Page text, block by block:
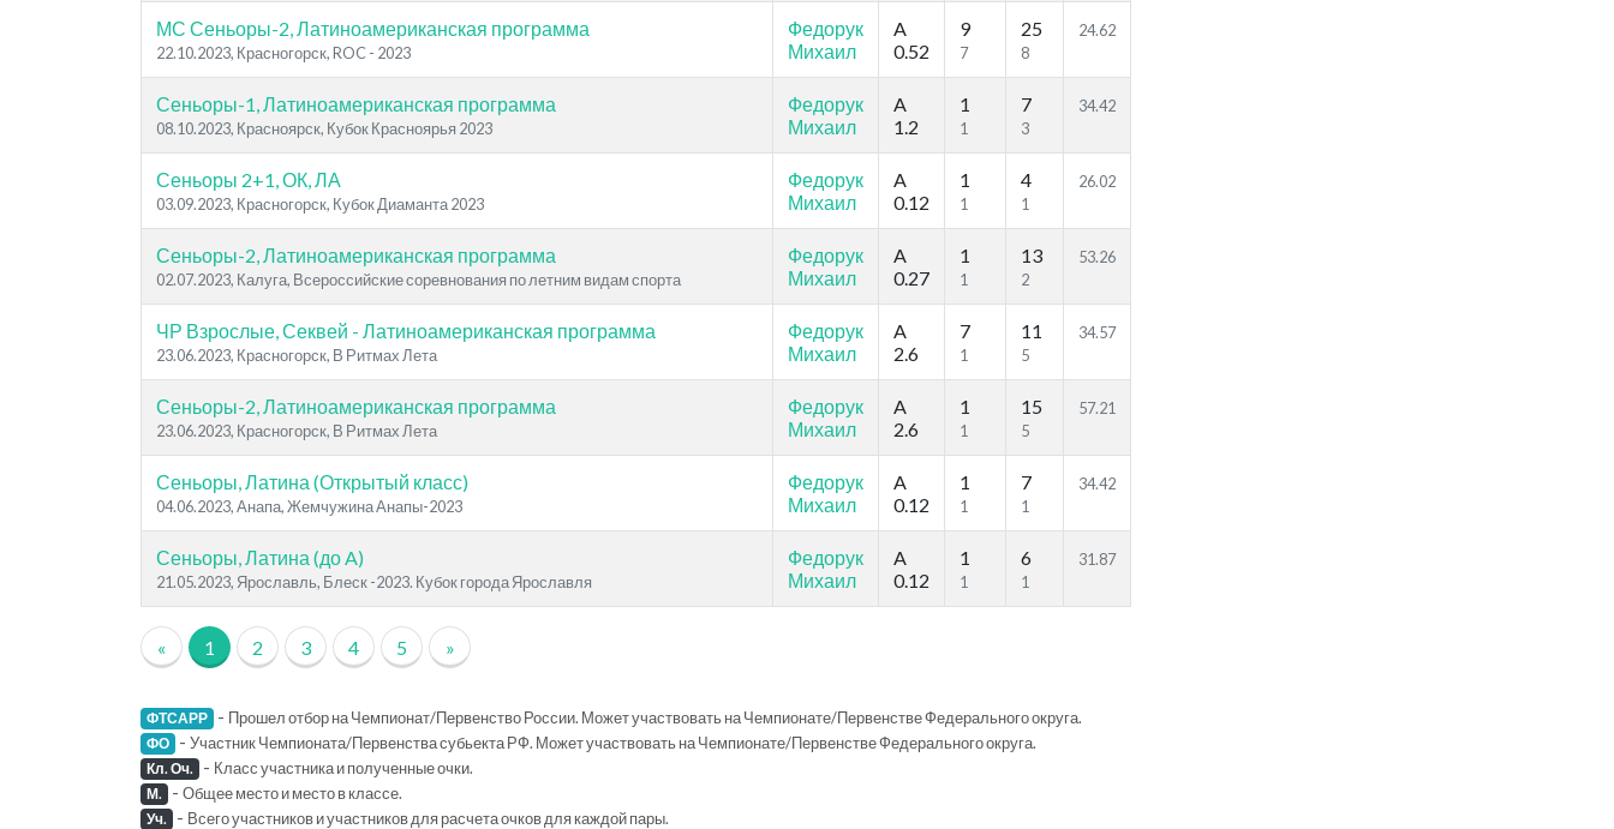
МС Сеньоры-2, Латиноамериканская программа
22.10.2023, Красногорск, ROC - 2023
Федорук
Михаил
A
0.52
9
7
25
8
24.62
Сеньоры-1, Латиноамериканская программа
08.10.2023, Красноярск, Кубок Красноярья 2023
Федорук
Михаил
A
1.2
1
1
7
3
34.42
Сеньоры 2+1, ОК, ЛА
03.09.2023, Красногорск, Кубок Диаманта 2023
Федорук
Михаил
A
0.12
1
1
4
1
26.02
Сеньоры-2, Латиноамериканская программа
02.07.2023, Калуга, Всероссийские соревнования по летним видам спорта
Федорук
Михаил
A
0.27
1
1
13
2
53.26
ЧР Взрослые, Секвей - Латиноамериканская программа
23.06.2023, Красногорск, В Ритмах Лета
Федорук
Михаил
A
2.6
7
1
11
5
34.57
Сеньоры-2, Латиноамериканская программа
23.06.2023, Красногорск, В Ритмах Лета
Федорук
Михаил
A
2.6
1
1
15
5
57.21
Сеньоры, Латина (Открытый класс)
04.06.2023, Анапа, Жемчужина Анапы-2023
Федорук
Михаил
A
0.12
1
1
7
1
34.42
Сеньоры, Латина (до A)
21.05.2023, Ярославль, Блеск -2023. Кубок города Ярославля
Федорук
Михаил
A
0.12
1
1
6
1
31.87
« 1 2 3 4 5 »
ФТСАРР - Прошел отбор на Чемпионат/Первенство России. Может участвовать на Чемпионате/Первенстве Федерального округа.
ФО - Участник Чемпионата/Первенства субьекта РФ. Может участвовать на Чемпионате/Первенстве Федерального округа.
Кл. Оч. - Класс участника и полученные очки.
М. - Общее место и место в классе.
Уч. - Всего участников и участников для расчета очков для каждой пары.